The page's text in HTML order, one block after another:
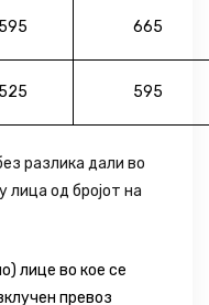
595 665
525 595
разлика дали во
лица од бројот на
лице во кое се
превоз